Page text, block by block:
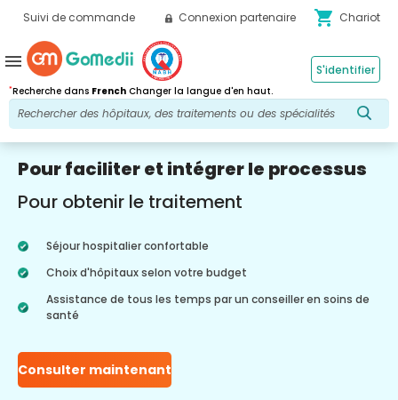
Suivi de commande Connexion partenaire shopping_cart Chariot
*Recherche dans French Changer la langue d'en haut.
S'identifier
menu
Pour faciliter et intégrer le processus
Pour obtenir le traitement
Séjour hospitalier confortable
Choix d'hôpitaux selon votre budget
Assistance de tous les temps par un conseiller en soins de
santé
Consulter maintenant